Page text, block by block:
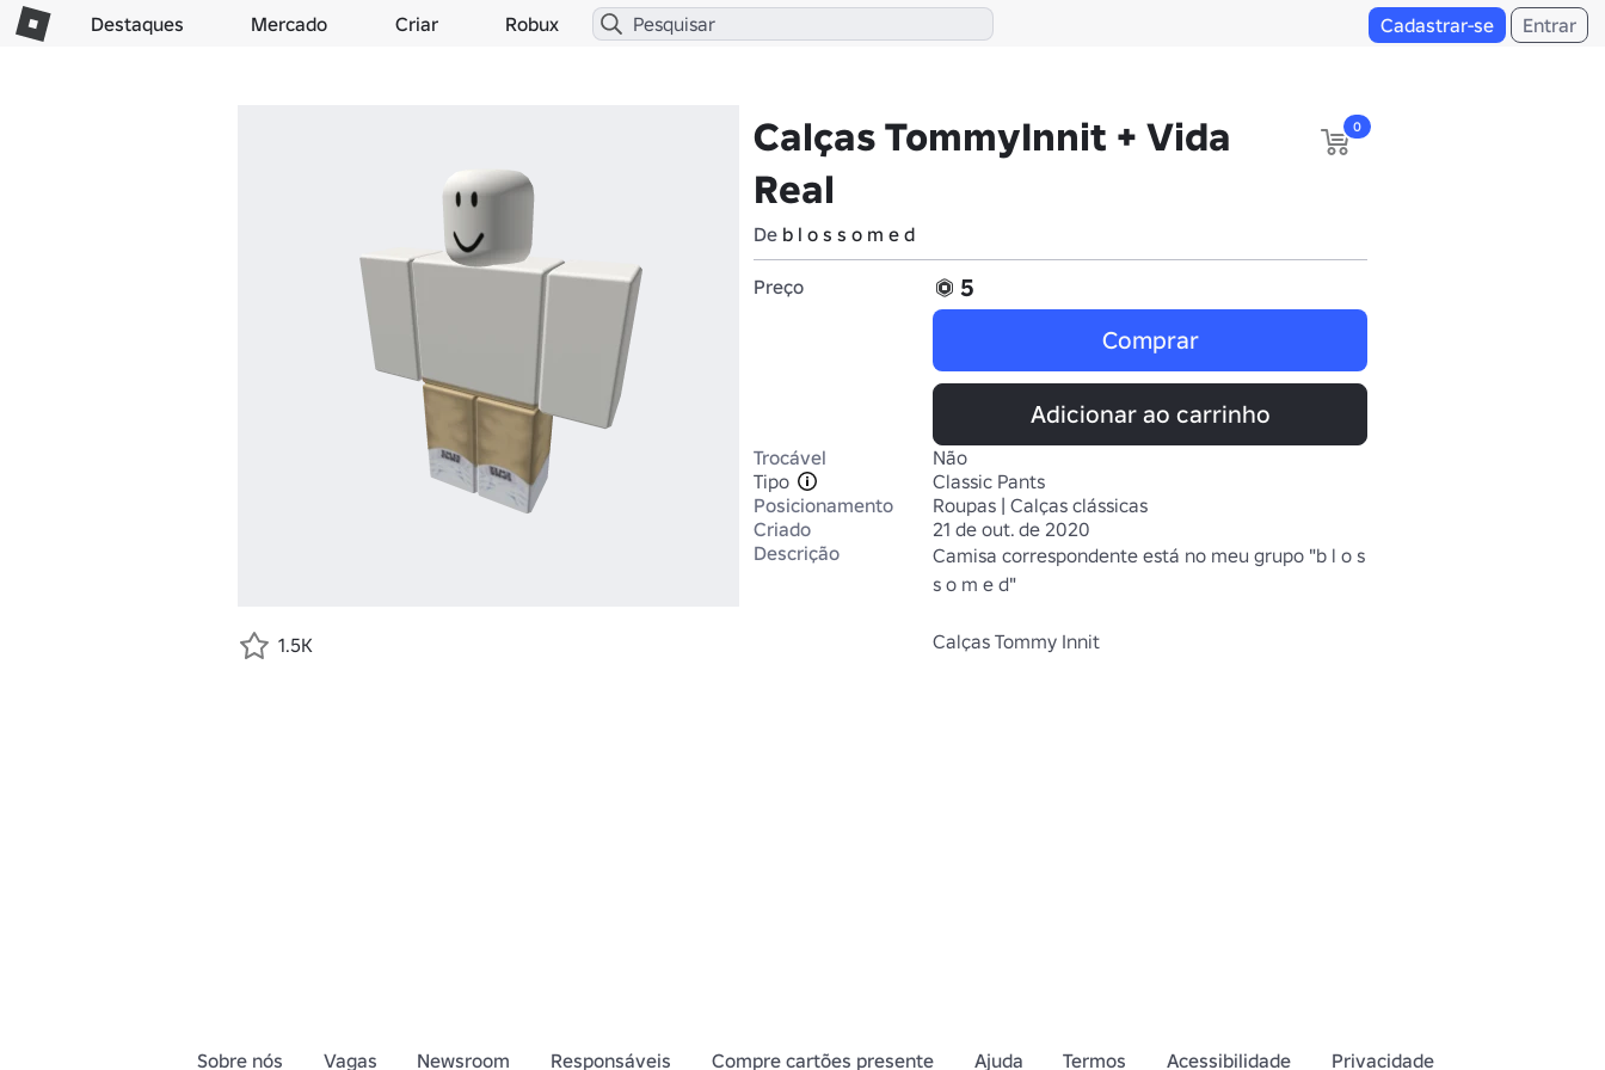
Destaques Mercado Criar Robux Cadastrar-se Entrar
Calças TommyInnit + Vida
Real
De b l o s s o m e d
0
Preço
5
Comprar
Adicionar ao carrinho
Trocável
Não
Tipo
Classic Pants
Posicionamento
Roupas | Calças clássicas
Criado
21 de out. de 2020
Descrição
Camisa correspondente está no meu grupo "b l o s
s o m e d"
Calças Tommy Innit
1.5K
Sobre nós Vagas Newsroom Responsáveis Compre cartões presente Ajuda Termos Acessibilidade Privacidade